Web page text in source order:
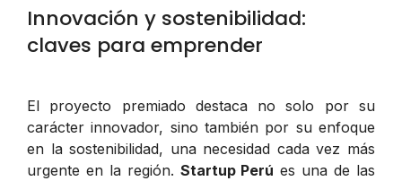
Innovación y sostenibilidad:
claves para emprender
El proyecto premiado destaca no solo por su
carácter innovador, sino también por su enfoque
en la sostenibilidad, una necesidad cada vez más
urgente en la región. Startup Perú es una de las